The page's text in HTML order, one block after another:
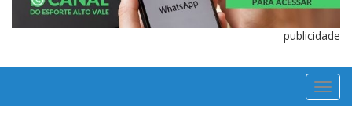
publicidade